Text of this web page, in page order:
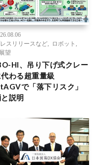
スリリースなど
ロボット
望
HI、吊り下げ式クレー
わる超重量級
で「落下リスク」
説明